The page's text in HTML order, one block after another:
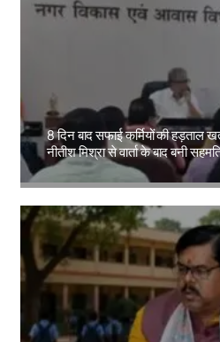
8 दिन बाद सफाई कर्मियों की हड़ताल
नीतीश मिश्रा से वार्ता के बाद बनी